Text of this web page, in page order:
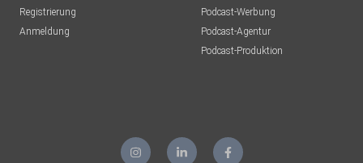
Registrierung
Anmeldung
Podcast-Werbung
Podcast-Agentur
Podcast-Produktion